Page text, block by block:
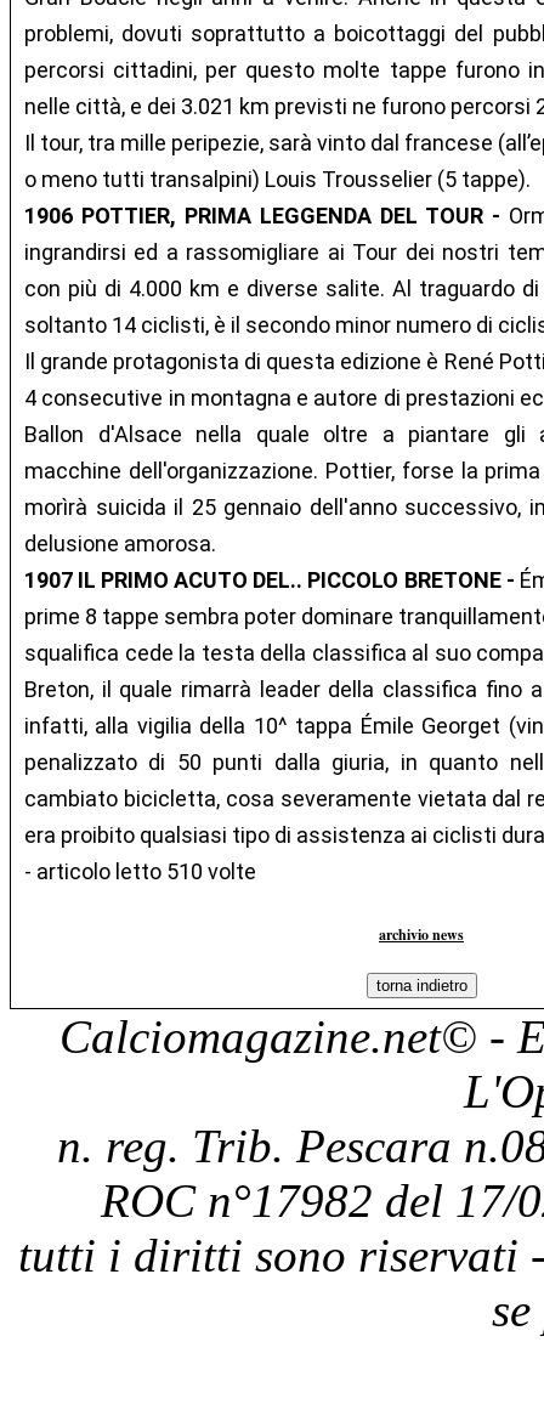
problemi, dovuti soprattutto a boicottaggi del
percorsi cittadini, per questo molte tappe furono
nelle città, e dei 3.021 km previsti ne furono percorsi
Il tour, tra mille peripezie, sarà vinto dal francese
o meno tutti transalpini) Louis Trousselier (5 tappe).
1906 POTTIER, PRIMA LEGGENDA DEL TOUR -
ingrandirsi ed a rassomigliare ai Tour dei nostri
con più di 4.000 km e diverse salite. Al traguardo
soltanto 14 ciclisti, è il secondo minor numero di
Il grande protagonista di questa edizione è René
4 consecutive in montagna e autore di prestazioni
Ballon d'Alsace nella quale oltre a piantare gli
macchine dell'organizzazione. Pottier, forse la
morìrà suicida il 25 gennaio dell'anno successivo,
delusione amorosa.
1907 IL PRIMO ACUTO DEL.. PICCOLO BRETONE -
prime 8 tappe sembra poter dominare
squalifica cede la testa della classifica al suo
Breton, il quale rimarrà leader della classifica fino
infatti, alla vigilia della 10^ tappa Émile Georget
penalizzato di 50 punti dalla giuria, in quanto
cambiato bicicletta, cosa severamente vietata dal
era proibito qualsiasi tipo di assistenza ai ciclisti
- articolo letto 510 volte
archivio news
Calciomagazine.net© -
n. reg. Trib. Pescara
ROC n°17982 del 17/
tutti i diritti sono riservati